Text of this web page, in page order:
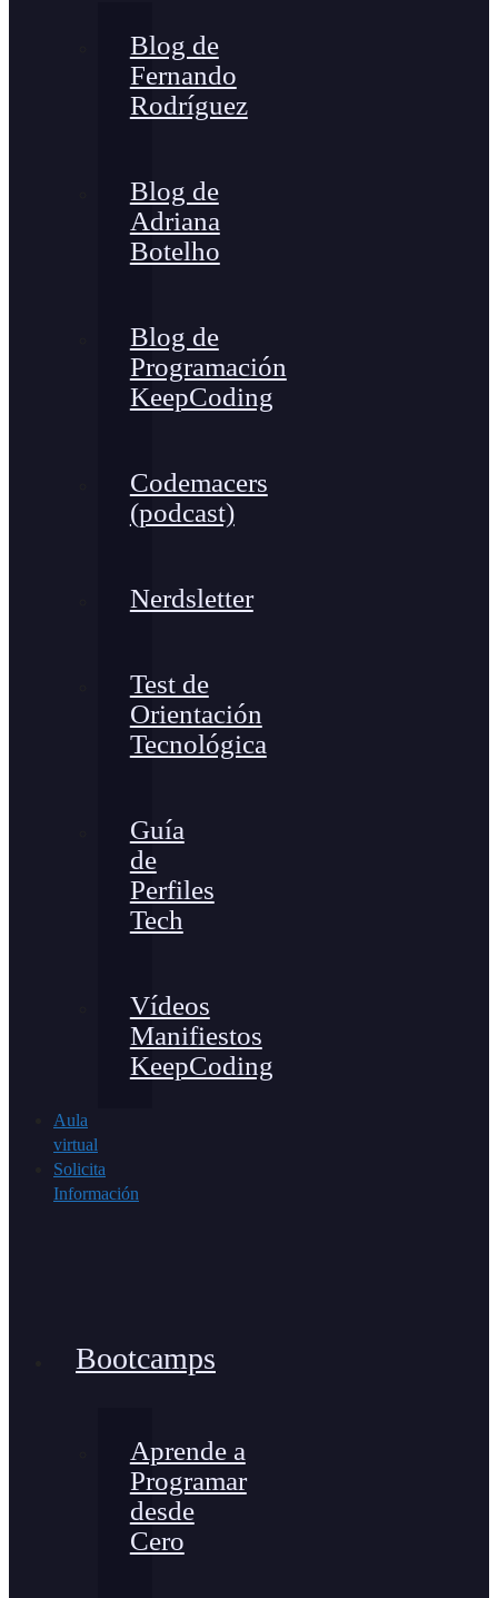
Blog de
Fernando
Rodríguez
Blog de
Adriana
Botelho
Blog de
Programación
KeepCoding
Codemacers
(podcast)
Nerdsletter
Test de
Orientación
Tecnológica
Guía
de
Perfiles
Tech
Vídeos
Manifiestos
KeepCoding
Aula
virtual
Solicita
Información
Bootcamps
Aprende a
Programar
desde
Cero